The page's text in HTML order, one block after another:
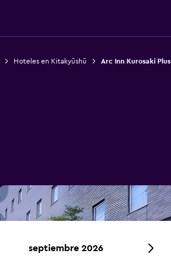
Hoteles en Kitakyūshū Arc Inn Kurosaki Plus
septiembre 2026